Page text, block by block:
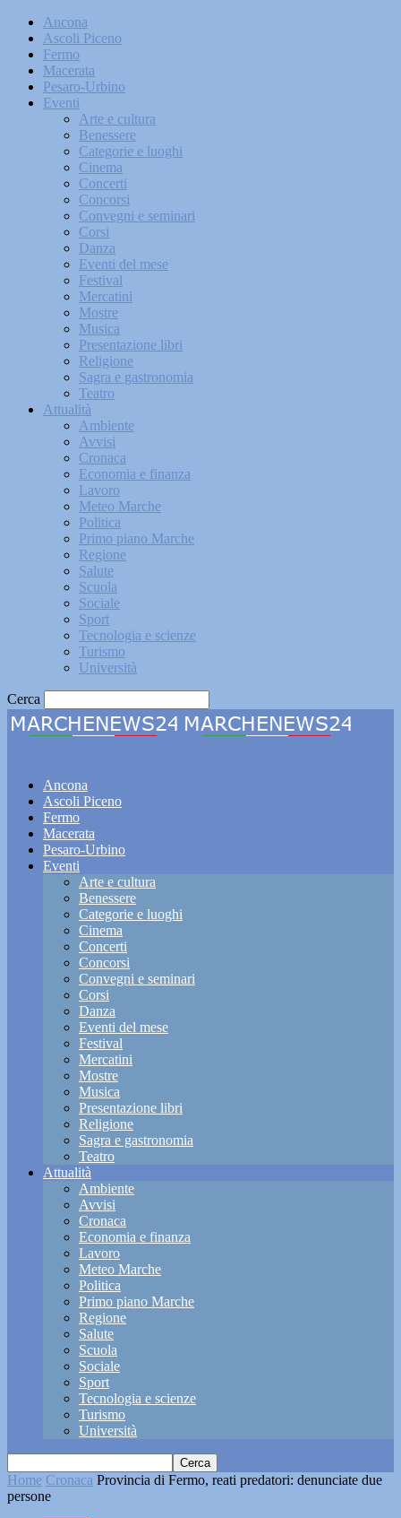
Ancona
Ascoli Piceno
Fermo
Macerata
Pesaro-Urbino
Eventi
Arte e cultura
Benessere
Categorie e luoghi
Cinema
Concerti
Concorsi
Convegni e seminari
Corsi
Danza
Eventi del mese
Festival
Mercatini
Mostre
Musica
Presentazione libri
Religione
Sagra e gastronomia
Teatro
Attualità
Ambiente
Avvisi
Cronaca
Economia e finanza
Lavoro
Meteo Marche
Politica
Primo piano Marche
Regione
Salute
Scuola
Sociale
Sport
Tecnologia e scienze
Turismo
Università
Cerca
Ancona
Ascoli Piceno
Fermo
Macerata
Pesaro-Urbino
Eventi
Arte e cultura
Benessere
Categorie e luoghi
Cinema
Concerti
Concorsi
Convegni e seminari
Corsi
Danza
Eventi del mese
Festival
Mercatini
Mostre
Musica
Presentazione libri
Religione
Sagra e gastronomia
Teatro
Attualità
Ambiente
Avvisi
Cronaca
Economia e finanza
Lavoro
Meteo Marche
Politica
Primo piano Marche
Regione
Salute
Scuola
Sociale
Sport
Tecnologia e scienze
Turismo
Università
Home Cronaca Provincia di Fermo, reati predatori: denunciate due
persone